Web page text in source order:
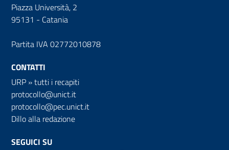
Piazza Università, 2
95131 - Catania
Partita IVA 02772010878
CONTATTI
URP »tutti i recapiti
protocollo@unict.it
protocollo@pec.unict.it
Dillo alla redazione
SEGUICI SU